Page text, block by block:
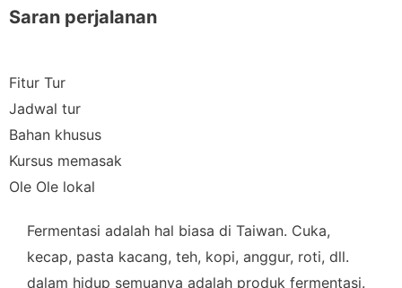
Saran perjalanan
Fitur Tur
Jadwal tur
Bahan khusus
Kursus memasak
Ole Ole lokal
Fermentasi adalah hal biasa di Taiwan. Cuka,
kecap, pasta kacang, teh, kopi, anggur, roti, dll.
dalam hidup semuanya adalah produk fermentasi.